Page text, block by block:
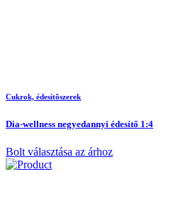
Cukrok, édesítõszerek
Dia-wellness negyedannyi édesítő 1:4
Bolt választása az árhoz